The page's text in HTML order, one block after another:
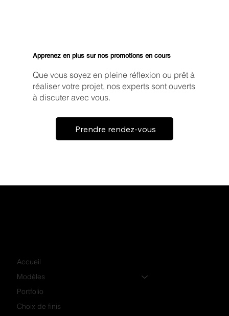
Apprenez en plus sur nos promotions en cours
Que vous soyez en pleine réflexion ou prêt à
réaliser votre projet, nos experts sont ouverts
à discuter avec vous.
Prendre rendez-vous
Accueil
Modèles
Portfolio
Choix de finis